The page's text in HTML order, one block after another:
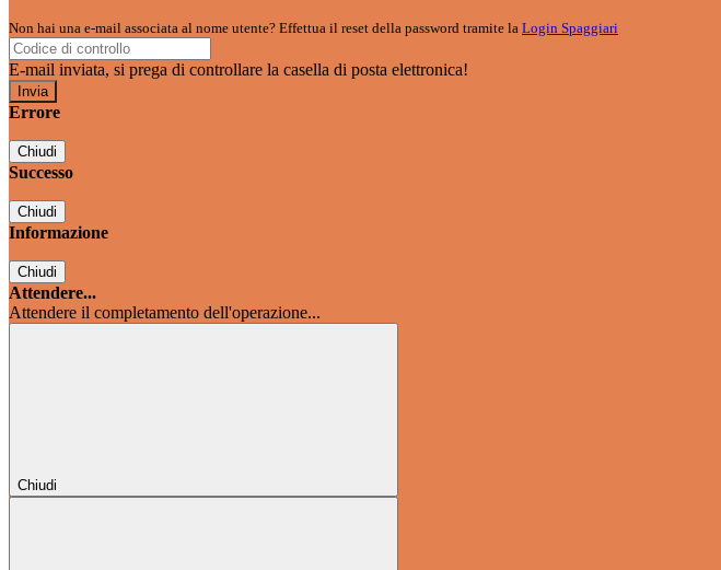
Non hai una e-mail associata al nome utente? Effettua il reset della password tramite la Login Spaggiari
E-mail inviata, si prega di controllare la casella di posta elettronica!
Errore
Chiudi
Successo
Chiudi
Informazione
Chiudi
Attendere...
Attendere il completamento dell'operazione...
Chiudi